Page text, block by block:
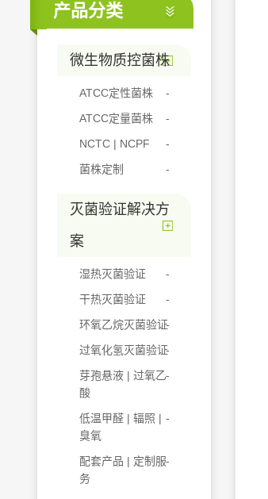
产品分类
微生物质控菌株
ATCC定性菌株
ATCC定量菌株
NCTC | NCPF
菌株定制
灭菌验证解决方
案
湿热灭菌验证
干热灭菌验证
环氧乙烷灭菌验证
过氧化氢灭菌验证
芽孢悬液 | 过氧乙
酸
低温甲醛 | 辐照 |
臭氧
配套产品 | 定制服
务